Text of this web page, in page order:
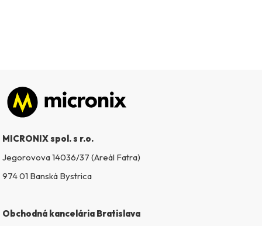
Zápätie
MICRONIX spol. s r.o.
Jegorovova 14036/37 (Areál Fatra)
974 01 Banská Bystrica
Obchodná kancelária Bratislava